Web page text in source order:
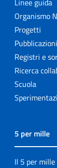
Linee guida
Organismo
Progetti
Pubblicazioni
Registri e
Ricerca
Scuola
5 per mille
Il 5 per mille